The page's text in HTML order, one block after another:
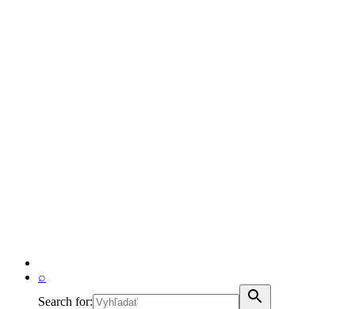
⌕
Search for: